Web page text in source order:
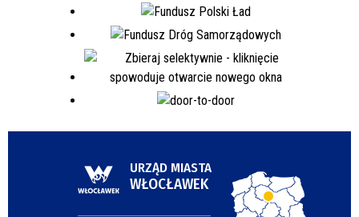
URZĄD MIASTA
WŁOCŁAWEK